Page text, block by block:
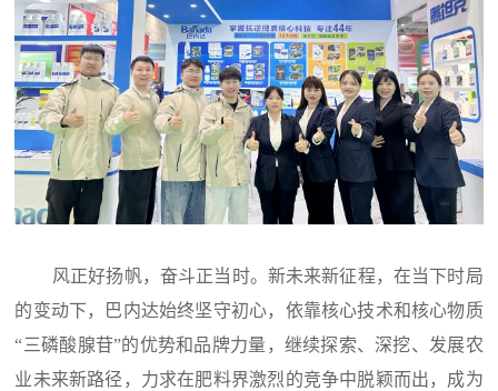
风正好扬帆，奋斗正当时。新未来新征程，在当下时局
的变动下，巴内达始终坚守初心，依靠核心技术和核心物质
“三磷酸腺苷”的优势和品牌力量，继续探索、深挖、发展农
业未来新路径，力求在肥料界激烈的竞争中脱颖而出，成为